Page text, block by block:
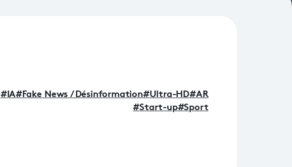
#IA#Fake News / Désinformation#Ultra-HD#AR
#Start-up#Sport